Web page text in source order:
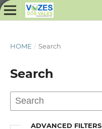
HOME / Search
Search
ADVANCED FILTERS